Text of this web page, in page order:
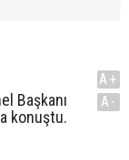
Başkanı
konuştu.
A+
A-